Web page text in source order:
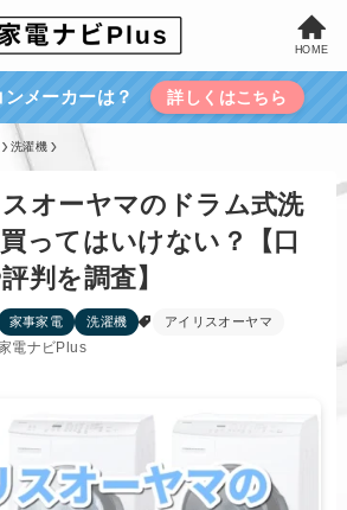
HOME
メーカーは？ 詳しくはこちら
洗濯機
オーヤマのドラム式洗
ってはいけない？【口
判を調査】
家事家電 洗濯機 アイリスオーヤマ
電ナビPlus